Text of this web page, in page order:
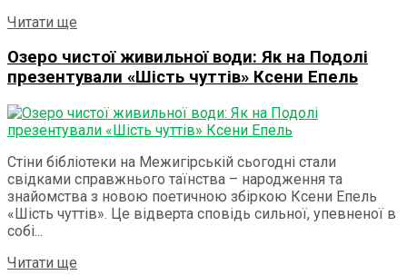
Читати ще
Озеро чистої живильної води: Як на Подолі
презентували «Шість чуттів» Ксени Епель
Стіни бібліотеки на Межигірській сьогодні стали
свідками справжнього таїнства – народження та
знайомства з новою поетичною збіркою Ксени Епель
«Шість чуттів». Це відверта сповідь сильної, упевненої в
собі...
Читати ще